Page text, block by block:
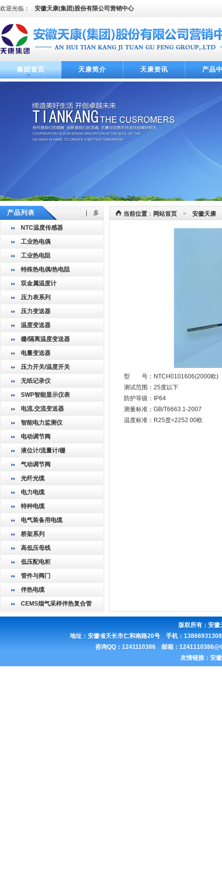
欢迎光临： 安徽天康(集团)股份有限公司营销中心
集团首页 天康简介 天康资讯 产品
产品列表 | 多
NTC温度传感器
工业热电偶
工业热电阻
特殊热电偶/热电阻
双金属温度计
压力表系列
压力变送器
温度变送器
栅/隔离温度变送器
电量变送器
压力开关/温度开关
无纸记录仪
SWP智能显示仪表
电流.交流变送器
智能电力监测仪
电动调节阀
液位计/流量计/栅
气动调节阀
光纤光缆
电力电缆
特种电缆
电气装备用电缆
桥架系列
高低压母线
低压配电柜
管件与阀门
伴热电缆
CEMS烟气采样伴热复合管
当前位置 ： 网站首页 > 安徽天康
型 号：NTCH0101606(2000欧)
测试范围：25度以下
防护等级：IP64
测量标准：GB/T6663.1-2007
温度标准：R25度=2252.00欧
版权所有： 安徽
地址：安徽省天长市仁和南路20号 手机：
咨询QQ：1241110386 邮箱：
友情链接： 安